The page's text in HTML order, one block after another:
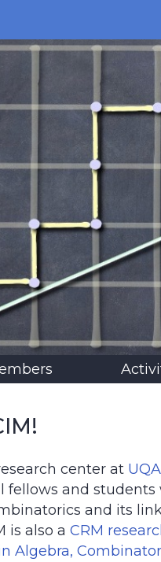
center at
fellows and
and its
is also a CRM
Algebra,